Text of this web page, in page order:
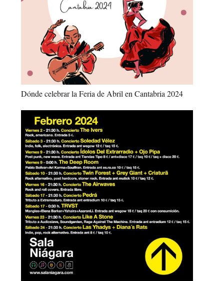
Dónde celebrar la Feria de Abril en Cantabria 2024